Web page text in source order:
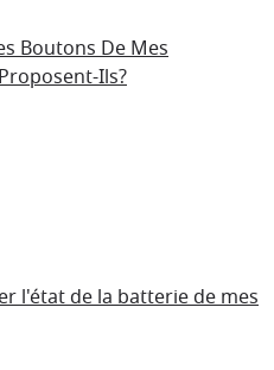
Boutons De Mes
Ils?
l'état de la batterie de mes